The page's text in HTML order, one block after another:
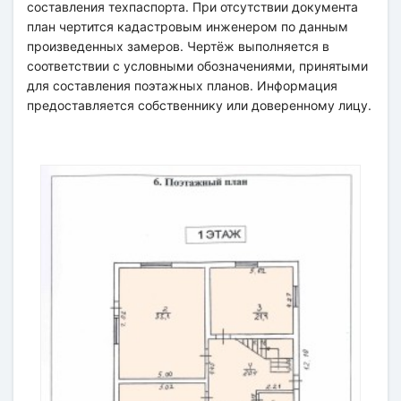
составления техпаспорта. При отсутствии документа
план чертится кадастровым инженером по данным
произведенных замеров. Чертёж выполняется в
соответствии с условными обозначениями, принятыми
для составления поэтажных планов. Информация
предоставляется собственнику или доверенному лицу.